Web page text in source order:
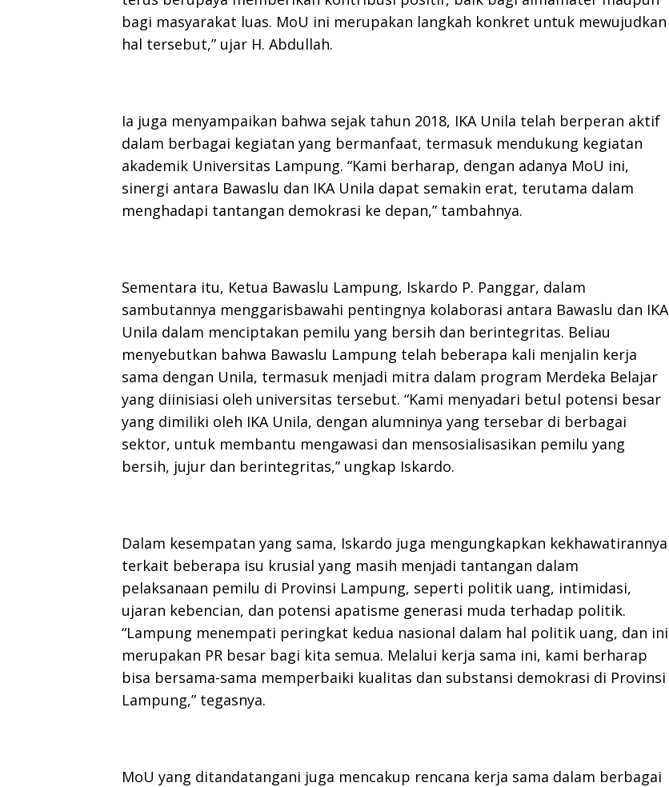
bagi masyarakat luas. MoU ini merupakan langkah konkret untuk mewujudkan
hal tersebut,” ujar H. Abdullah.
Ia juga menyampaikan bahwa sejak tahun 2018, IKA Unila telah berperan aktif
dalam berbagai kegiatan yang bermanfaat, termasuk mendukung kegiatan
akademik Universitas Lampung. “Kami berharap, dengan adanya MoU ini,
sinergi antara Bawaslu dan IKA Unila dapat semakin erat, terutama dalam
menghadapi tantangan demokrasi ke depan,” tambahnya.
Sementara itu, Ketua Bawaslu Lampung, Iskardo P. Panggar, dalam
sambutannya menggarisbawahi pentingnya kolaborasi antara Bawaslu dan IKA
Unila dalam menciptakan pemilu yang bersih dan berintegritas. Beliau
menyebutkan bahwa Bawaslu Lampung telah beberapa kali menjalin kerja
sama dengan Unila, termasuk menjadi mitra dalam program Merdeka Belajar
yang diinisiasi oleh universitas tersebut. “Kami menyadari betul potensi besar
yang dimiliki oleh IKA Unila, dengan alumninya yang tersebar di berbagai
sektor, untuk membantu mengawasi dan mensosialisasikan pemilu yang
bersih, jujur dan berintegritas,” ungkap Iskardo.
Dalam kesempatan yang sama, Iskardo juga mengungkapkan kekhawatirannya
terkait beberapa isu krusial yang masih menjadi tantangan dalam
pelaksanaan pemilu di Provinsi Lampung, seperti politik uang, intimidasi,
ujaran kebencian, dan potensi apatisme generasi muda terhadap politik.
“Lampung menempati peringkat kedua nasional dalam hal politik uang, dan ini
merupakan PR besar bagi kita semua. Melalui kerja sama ini, kami berharap
bisa bersama-sama memperbaiki kualitas dan substansi demokrasi di Provinsi
Lampung,” tegasnya.
MoU yang ditandatangani juga mencakup rencana kerja sama dalam berbagai